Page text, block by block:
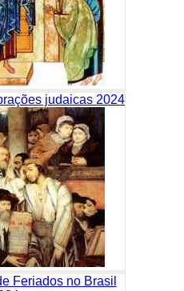
judaicas 2024
Feriados no Brasil